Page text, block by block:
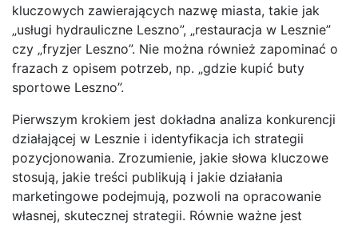
kluczowych zawierających nazwę miasta, takie jak
„usługi hydrauliczne Leszno”, „restauracja w Lesznie”
czy „fryzjer Leszno”. Nie można również zapominać o
frazach z opisem potrzeb, np. „gdzie kupić buty
sportowe Leszno”.
Pierwszym krokiem jest dokładna analiza konkurencji
działającej w Lesznie i identyfikacja ich strategii
pozycjonowania. Zrozumienie, jakie słowa kluczowe
stosują, jakie treści publikują i jakie działania
marketingowe podejmują, pozwoli na opracowanie
własnej, skutecznej strategii. Równie ważne jest